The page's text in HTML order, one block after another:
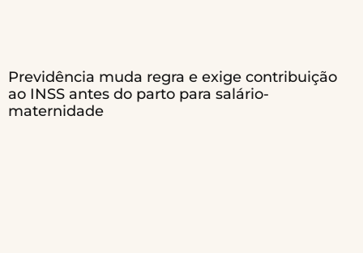
Previdência muda regra e exige contribuição
ao INSS antes do parto para salário-
maternidade